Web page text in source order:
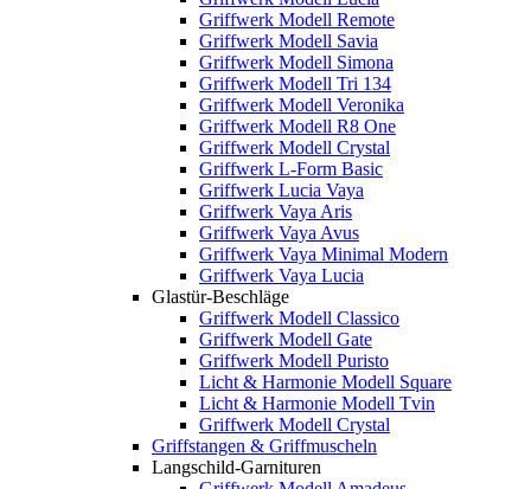
Griffwerk Modell Remote
Griffwerk Modell Savia
Griffwerk Modell Simona
Griffwerk Modell Tri 134
Griffwerk Modell Veronika
Griffwerk Modell R8 One
Griffwerk Modell Crystal
Griffwerk L-Form Basic
Griffwerk Lucia Vaya
Griffwerk Vaya Aris
Griffwerk Vaya Avus
Griffwerk Vaya Minimal Modern
Griffwerk Vaya Lucia
Glastür-Beschläge
Griffwerk Modell Classico
Griffwerk Modell Gate
Griffwerk Modell Puristo
Licht & Harmonie Modell Square
Licht & Harmonie Modell Tvin
Griffwerk Modell Crystal
Griffstangen & Griffmuscheln
Langschild-Garnituren